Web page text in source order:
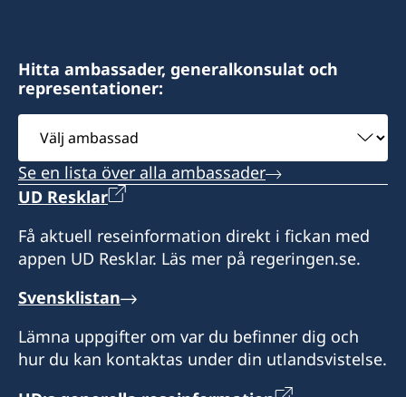
Hitta ambassader, generalkonsulat och
representationer:
Välj
ambassad
Se en lista över alla ambassader
UD Resklar
Få aktuell reseinformation direkt i fickan med
appen UD Resklar. Läs mer på regeringen.se.
Svensklistan
Lämna uppgifter om var du befinner dig och
hur du kan kontaktas under din utlandsvistelse.